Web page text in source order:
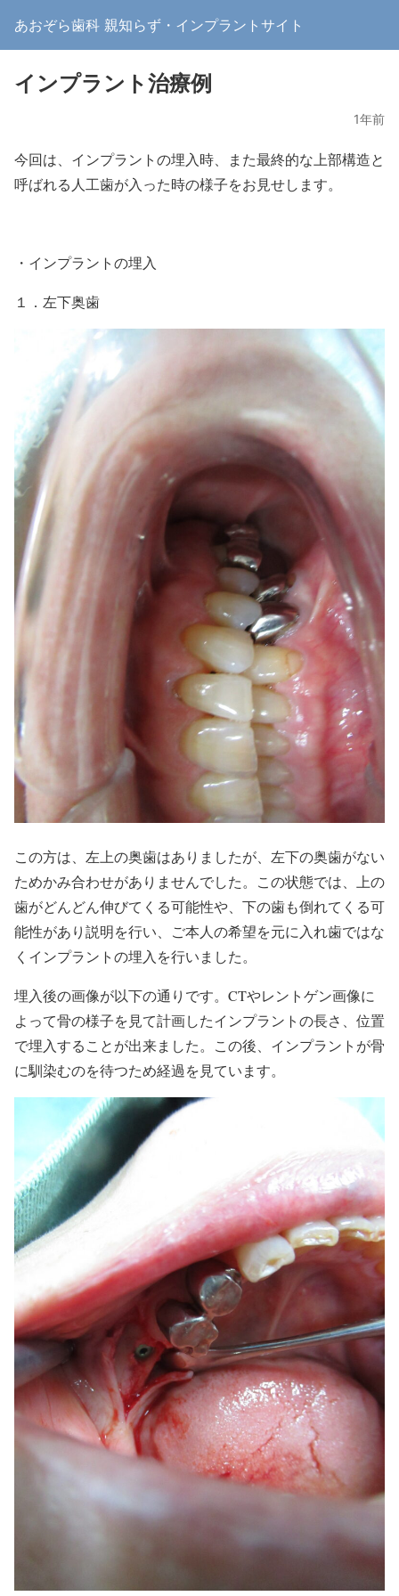
あおぞら歯科 親知らず・インプラントサイト
インプラント治療例
1年前
今回は、インプラントの埋入時、また最終的な上部構造と
呼ばれる人工歯が入った時の様子をお見せします。
・インプラントの埋入
１．左下奥歯
この方は、左上の奥歯はありましたが、左下の奥歯がない
ためかみ合わせがありませんでした。この状態では、上の
歯がどんどん伸びてくる可能性や、下の歯も倒れてくる可
能性があり説明を行い、ご本人の希望を元に入れ歯ではな
くインプラントの埋入を行いました。
埋入後の画像が以下の通りです。CTやレントゲン画像に
よって骨の様子を見て計画したインプラントの長さ、位置
で埋入することが出来ました。この後、インプラントが骨
に馴染むのを待つため経過を見ています。